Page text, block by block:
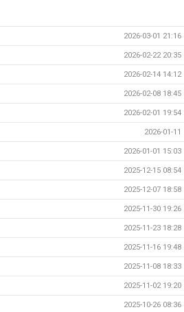
2026-03-01 21:16
2026-02-22 20:35
2026-02-14 14:12
2026-02-08 18:45
2026-02-01 19:54
2026-01-11
2026-01-01 15:03
2025-12-15 08:54
2025-12-07 18:58
2025-11-30 19:26
2025-11-23 18:28
2025-11-16 19:48
2025-11-08 18:33
2025-11-02 19:20
2025-10-26 08:36